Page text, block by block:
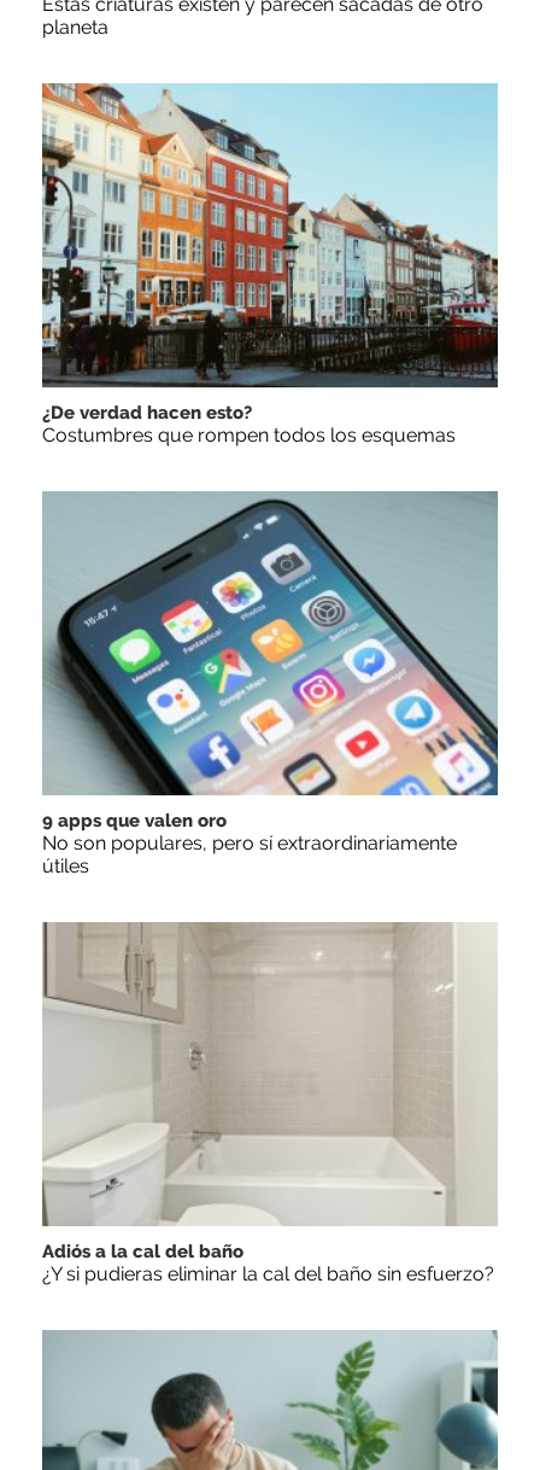
planeta
¿De verdad hacen esto?
Costumbres que rompen todos los esquemas
9 apps que valen oro
No son populares, pero sí extraordinariamente
útiles
Adiós a la cal del baño
¿Y si pudieras eliminar la cal del baño sin esfuerzo?